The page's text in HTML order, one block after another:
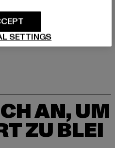
AN, UM
ZU BLEI
SETTINGS